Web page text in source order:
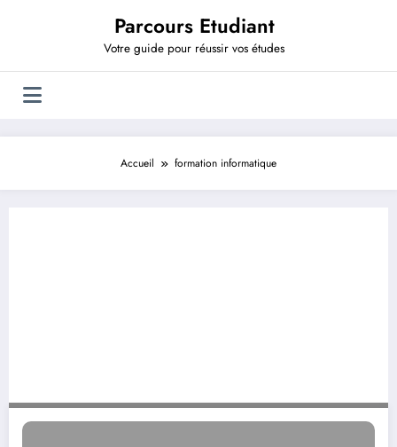
Parcours Etudiant
Votre guide pour réussir vos études
Accueil formation informatique
Formation fullstack : les compétences essentielles à maîtriser